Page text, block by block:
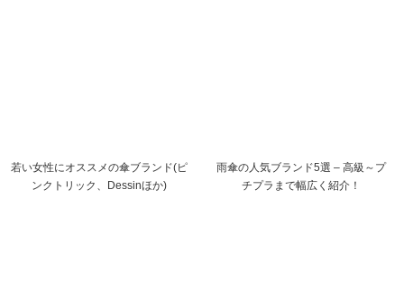
若い女性にオススメの傘ブランド(ピ
ンクトリック、Dessinほか)
雨傘の人気ブランド5選 – 高級～プ
チプラまで幅広く紹介！